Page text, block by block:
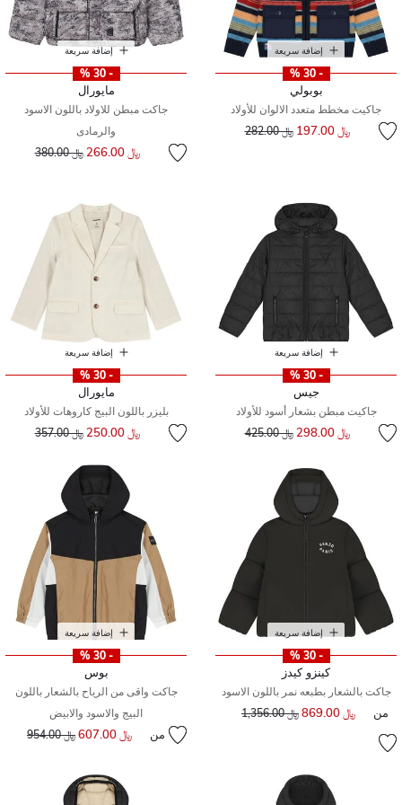
إضافة سريعة
- 30 %
بوبولي
جاكيت مخطط متعدد الالوان للأولاد
﷼ 197.00 سعر مخفض من﷼ 282.00
إضافة سريعة
- 30 %
مايورال
جاكت مبطن للاولاد باللون الاسود
والرمادى
﷼ 266.00 سعر مخفض من
﷼ 380.00 إلى
إضافة سريعة
- 30 %
جيس
جاكيت مبطن بشعار أسود للأولاد
﷼ 298.00 سعر مخفض من﷼ 425.00
إضافة سريعة
- 30 %
مايورال
بليزر باللون البيج كاروهات للأولاد
﷼ 250.00 سعر مخفض من
﷼ 357.00 إلى
إضافة سريعة
- 30 %
كينزو كيدز
جاكت بالشعار بطبعه نمر باللون الاسود
من ﷼ 869.00 سعر مخفض من﷼ 1,356.00
إضافة سريعة
- 30 %
بوس
جاكت واقى من الرياح بالشعار باللون
البيج والاسود والابيض
من ﷼ 607.00 سعر مخفض من
﷼ 954.00 إلى